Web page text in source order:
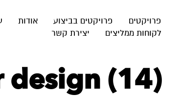
פרויקטים פרויקטים בביצוע אודות
לקוחות ממליצים
יצירת קשר
design (14)